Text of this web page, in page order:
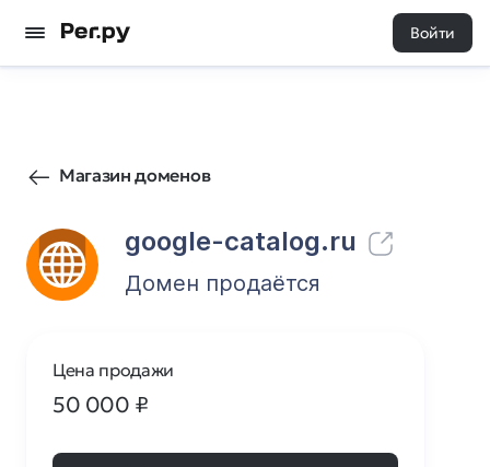
Войти
Магазин доменов
google-catalog.ru
1 0
Домен продаётся
Цена продажи
50 000 ₽